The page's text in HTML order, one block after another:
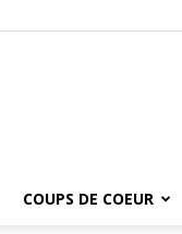
COUPS DE COEUR